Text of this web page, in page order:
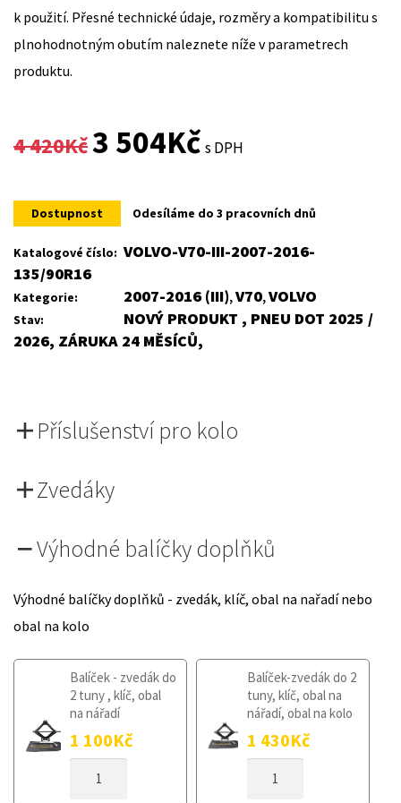
k použití. Přesné technické údaje, rozměry a kompatibilitu s
plnohodnotným obutím naleznete níže v parametrech
produktu.
4 420Kč
Original
was:
4
420Kč.
3 504KčCurrent
is:
3
s DPH
Dostupnost Odesíláme do 3 pracovních dnů
Katalogové číslo: VOLVO-V70-III-2007-2016-
135/90R16
Kategorie: 2007-2016 (III),V70,VOLVO
Stav:
NOVÝ PRODUKT , PNEU DOT 2025 /
2026, ZÁRUKA 24 MĚSÍCŮ,
Příslušenství pro kolo
Zvedáky
Výhodné balíčky doplňků
Výhodné balíčky doplňků - zvedák, klíč, obal na nařadí nebo
obal na kolo
Balíček - zvedák do
2 tuny , klíč, obal
na nářadí
1 100Kč
KOLO
Balíček-zvedák do 2
tuny, klíč, obal na
nářadí, obal na kolo
1 430Kč
KOLO